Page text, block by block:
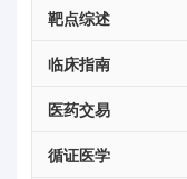
靶点综述
临床指南
医药交易
循证医学